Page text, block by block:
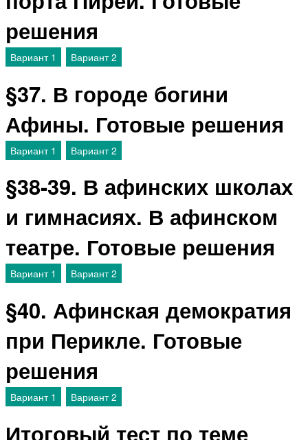
решения
Вариант 1 Вариант 2
§37. В городе богини
Афины. Готовые решения
Вариант 1 Вариант 2
§38-39. В афинских школах
и гимнасиях. В афинском
театре. Готовые решения
Вариант 1 Вариант 2
§40. Афинская демократия
при Перикле. Готовые
решения
Вариант 1 Вариант 2
Итоговый тест по теме